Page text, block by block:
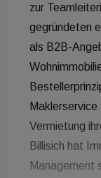
zur
gegründeten
als B2B-
Vermietung
Billisich hat
Management